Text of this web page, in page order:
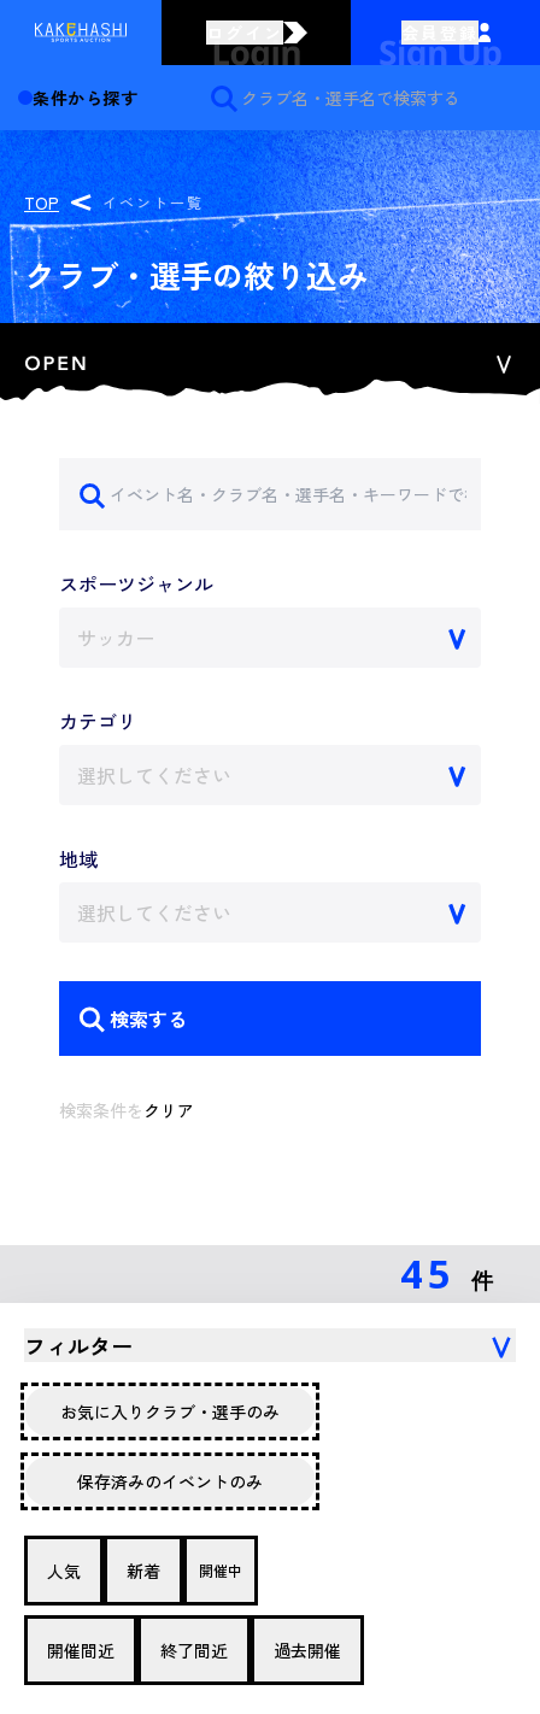
条件から探す
TOP イベント一覧
クラブ・選手の絞り込み
スポーツジャンル
サッカー
カテゴリ
選択してください
地域
選択してください
検索する
検索条件を クリア
45 件
フィルター
お気に入りクラブ・選手のみ
保存済みのイベントのみ
人気 新着 開催中
開催間近 終了間近 過去開催